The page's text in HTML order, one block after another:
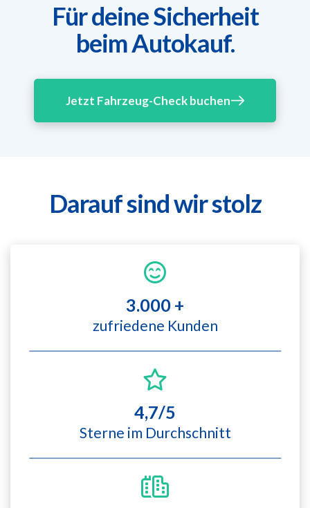
Für deine Sicherheit
beim Autokauf.
Jetzt Fahrzeug-Check buchen
Darauf sind wir stolz
3.000 +
zufriedene Kunden
4,7/5
Sterne im Durchschnitt